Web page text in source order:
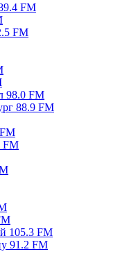
FM
FM
98.0 FM
88.9 FM
FM
105.3 FM
91.2 FM